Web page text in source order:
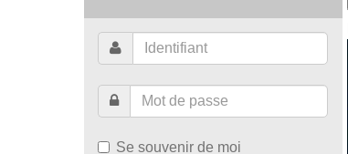
Se souvenir de moi